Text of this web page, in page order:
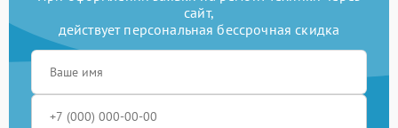
сайт,
действует персональная бессрочная скидка